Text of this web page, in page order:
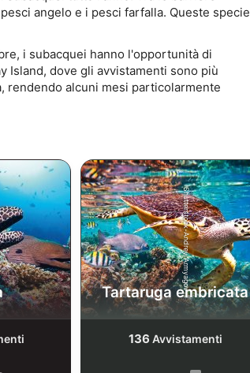
angelo e i pesci farfalla. Queste specie
i subacquei hanno l'opportunità di
Island, dove gli avvistamenti sono più
rendendo alcuni mesi particolarmente
Shutterstock-Andrey Armyagov
Tartaruga embricata
136 Avvistamenti